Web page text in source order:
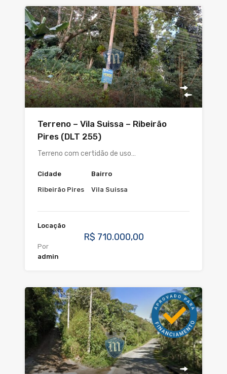
Terreno – Vila Suissa – Ribeirão
Pires (DLT 255)
Terreno com certidão de uso…
Cidade
Ribeirão Pires
Bairro
Vila Suissa
Locação
R$ 710.000,00
Por
admin